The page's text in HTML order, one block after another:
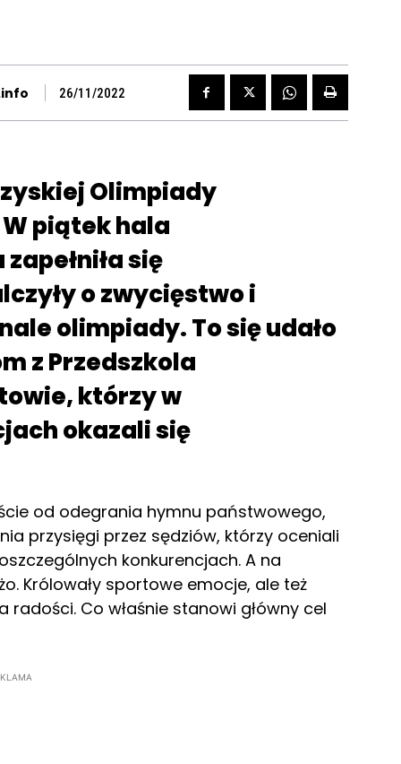
26/11/2022
Olimpiady
piątek hala
się
o zwycięstwo i
olimpiady. To się udało
z Przedszkola
którzy w
okazali się
od odegrania hymnu państwowego,
przysięgi przez sędziów, którzy oceniali
konkurencjach. A na
Królowały sportowe emocje, ale też
Co właśnie stanowi główny cel